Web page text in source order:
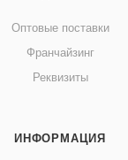
Оптовые поставки
Франчайзинг
Реквизиты
ИНФОРМАЦИЯ